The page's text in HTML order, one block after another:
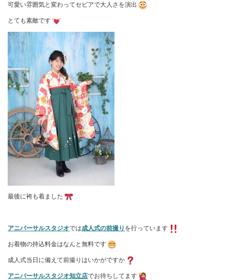
可愛い雰囲気と変わってセピアで大人さを演出
とても素敵です
最後に袴も着ました
アニバーサルスタジオでは成人式の前撮り を行っています
お着物の持込料金はなんと無料です
成人式当日に備えて前撮りはいかがですか
アニバーサルスタジオ知立店でお待ちしてます